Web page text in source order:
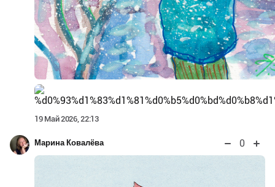
19 Май 2026, 22:13
Марина Ковалёва 0